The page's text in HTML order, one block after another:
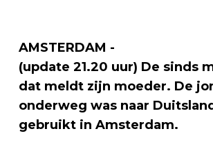
AMSTERDAM -
(update 21.20 uur) De sinds
dat meldt zijn moeder. De
onderweg was naar
gebruikt in Amsterdam.